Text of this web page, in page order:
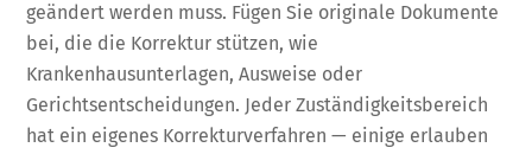
geändert werden muss. Fügen Sie originale Dokumente
bei, die die Korrektur stützen, wie
Krankenhausunterlagen, Ausweise oder
Gerichtsentscheidungen. Jeder Zuständigkeitsbereich
hat ein eigenes Korrekturverfahren — einige erlauben